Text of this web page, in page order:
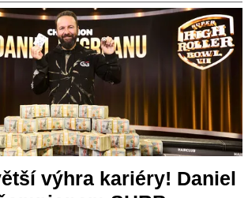
výhra kariéry! Daniel